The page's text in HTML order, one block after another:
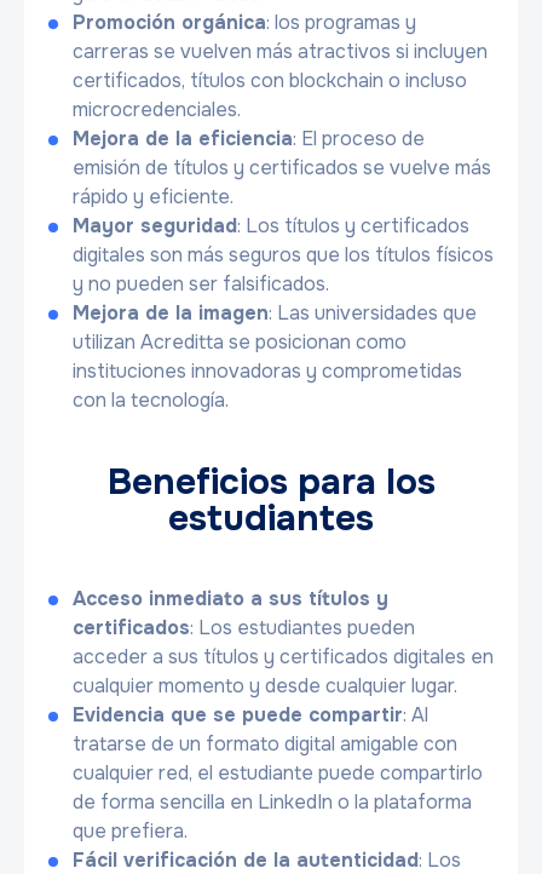
Promoción orgánica: los programas y
carreras se vuelven más atractivos si incluyen
certificados, títulos con blockchain o incluso
microcredenciales.
Mejora de la eficiencia: El proceso de
emisión de títulos y certificados se vuelve más
rápido y eficiente.
Mayor seguridad: Los títulos y certificados
digitales son más seguros que los títulos físicos
y no pueden ser falsificados.
Mejora de la imagen: Las universidades que
utilizan Acreditta se posicionan como
instituciones innovadoras y comprometidas
con la tecnología.
Beneficios para los
estudiantes
Acceso inmediato a sus títulos y
certificados: Los estudiantes pueden
acceder a sus títulos y certificados digitales en
cualquier momento y desde cualquier lugar.
Evidencia que se puede compartir: Al
tratarse de un formato digital amigable con
cualquier red, el estudiante puede compartirlo
de forma sencilla en LinkedIn o la plataforma
que prefiera.
Fácil verificación de la autenticidad: Los